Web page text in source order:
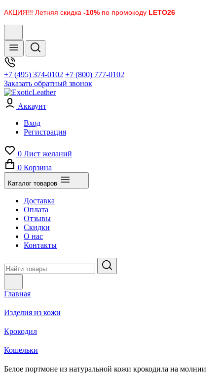
АКЦИЯ!!! Летняя скидка -10% по промокоду LETO26
+7 (495) 374-0102 +7 (800) 777-0102
Заказать обратный звонок
Аккаунт
Вход
Регистрация
0 Лист желаний
0 Корзина
Каталог товаров
Доставка
Оплата
Отзывы
Скидки
О нас
Контакты
Главная
Изделия из кожи
Крокодил
Кошельки
Белое портмоне из натуральной кожи крокодила на молнии